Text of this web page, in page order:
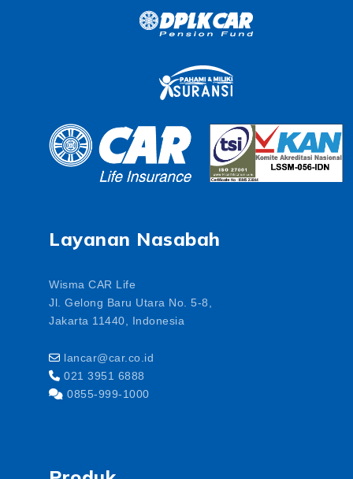
Layanan Nasabah
Wisma CAR Life
Jl. Gelong Baru Utara No. 5-8,
Jakarta 11440, Indonesia
lancar@car.co.id
021 3951 6888
0855-999-1000